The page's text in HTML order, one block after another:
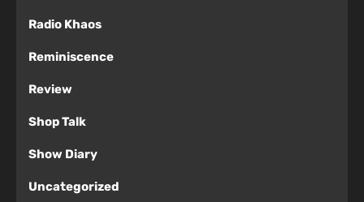
Radio Khaos
Reminiscence
Review
Shop Talk
Show Diary
Uncategorized